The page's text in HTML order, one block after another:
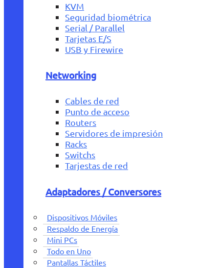
KVM
Seguridad biométrica
Serial / Parallel
Tarjetas E/S
USB y Firewire
Networking
Cables de red
Punto de acceso
Routers
Servidores de impresión
Racks
Switchs
Tarjestas de red
Adaptadores / Conversores
Dispositivos Móviles
Respaldo de Energía
Mini PCs
Todo en Uno
Pantallas Táctiles